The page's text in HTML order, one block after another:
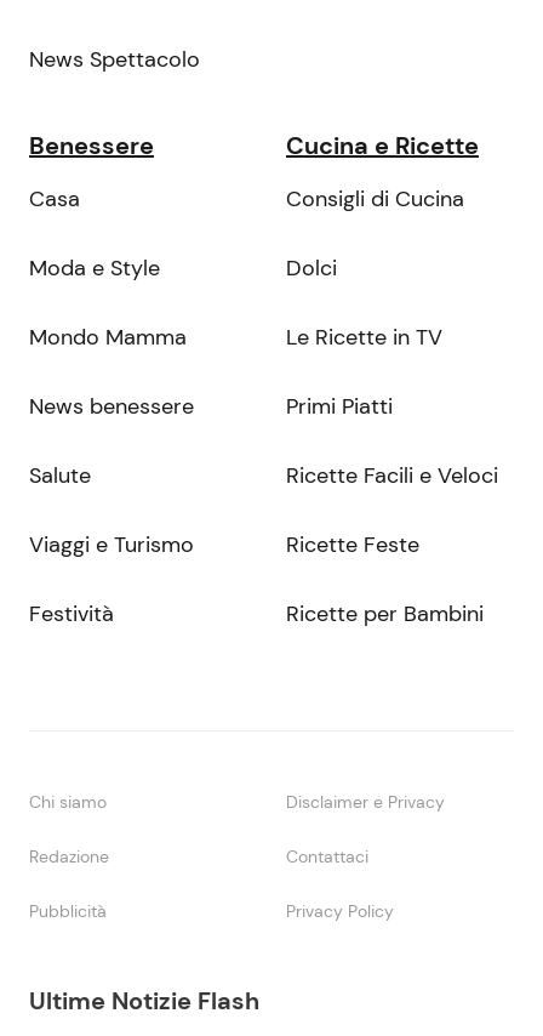
Ultime Notizie Flash
News Spettacolo
Benessere
Casa
Moda e Style
Mondo Mamma
News benessere
Salute
Viaggi e Turismo
Festività
Cucina e Ricette
Consigli di Cucina
Dolci
Le Ricette in TV
Primi Piatti
Ricette Facili e Veloci
Ricette Feste
Ricette per Bambini
Chi siamo Disclaimer e Privacy
Redazione Contattaci
Pubblicità Privacy Policy